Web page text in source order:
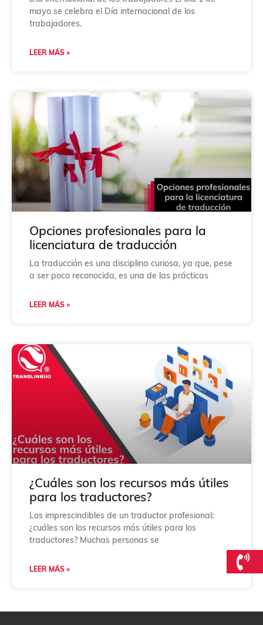
mayo se celebra el Día internacional de los
trabajadores.
LEER MÁS »
Opciones profesionales para la
licenciatura de traducción
La traducción es una disciplina curiosa, ya que, pese
a ser poco reconocida, es una de las prácticas
LEER MÁS »
¿Cuáles son los recursos más útiles
para los traductores?
Los imprescindibles de un traductor profesional:
¿cuáles son los recursos más útiles para los
traductores? Muchas personas se
LEER MÁS »